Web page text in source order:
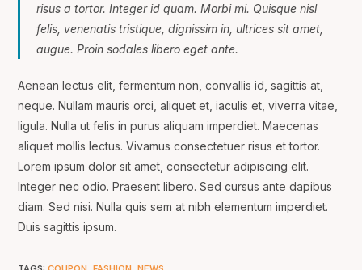
risus a tortor. Integer id quam. Morbi mi. Quisque nisl
felis, venenatis tristique, dignissim in, ultrices sit amet,
augue. Proin sodales libero eget ante.
Aenean lectus elit, fermentum non, convallis id, sagittis at,
neque. Nullam mauris orci, aliquet et, iaculis et, viverra vitae,
ligula. Nulla ut felis in purus aliquam imperdiet. Maecenas
aliquet mollis lectus. Vivamus consectetuer risus et tortor.
Lorem ipsum dolor sit amet, consectetur adipiscing elit.
Integer nec odio. Praesent libero. Sed cursus ante dapibus
diam. Sed nisi. Nulla quis sem at nibh elementum imperdiet.
Duis sagittis ipsum.